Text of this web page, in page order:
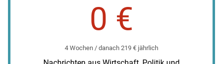
0 €
4 Wochen / danach 219 € jährlich